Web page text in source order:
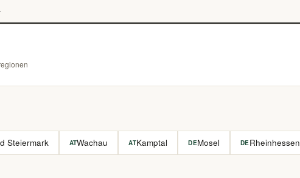
Steiermark ATWachau ATKamptal DEMosel DE Rheinhessen